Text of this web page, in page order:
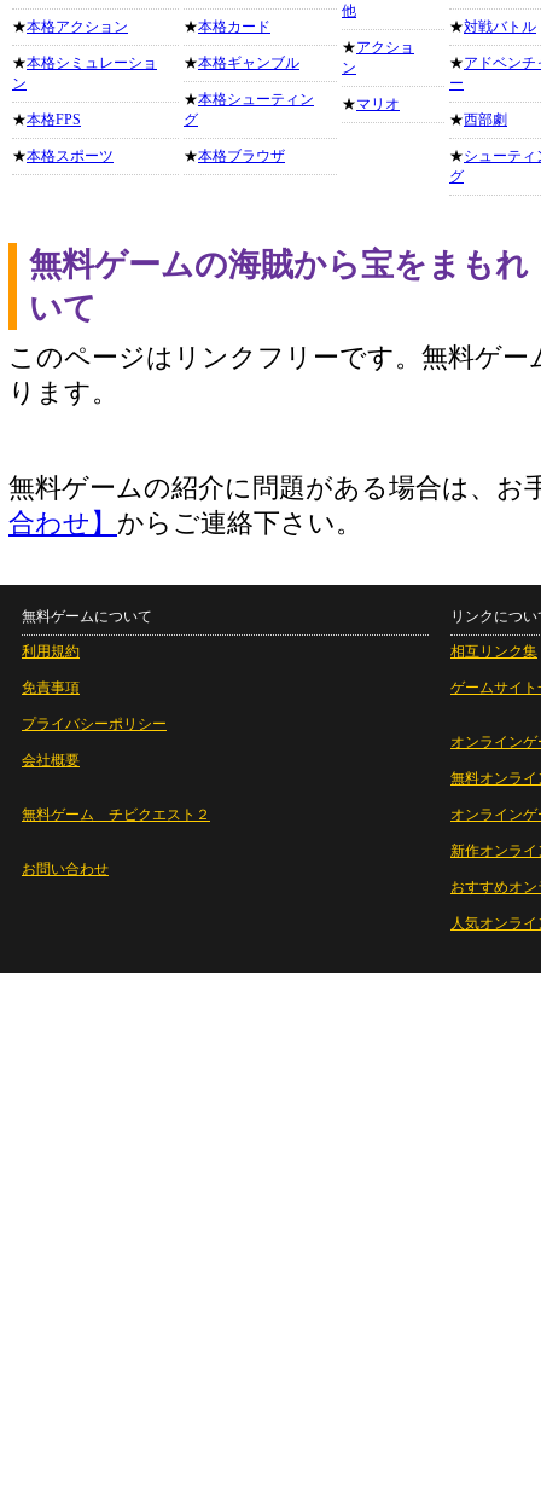
★本格アクション
★本格シミュレーショ
ン
★本格FPS
★本格スポーツ
★本格カード
★本格ギャンブル
★本格シューティン
グ
★本格ブラウザ
他
★アクショ
ン
★マリオ
★対戦バトル
★アドベンチ
ー
★西部劇
★シューティ
グ
無料ゲームの海賊から宝をまも
いて
このページはリンクフリーです。無料ゲー
ります。
無料ゲームの紹介に問題がある場合は、お
合わせ】 からご連絡下さい。
無料ゲームについて
利用規約
免責事項
プライバシーポリシー
会社概要
無料ゲーム チビクエスト２
お問い合わせ
リンクについ
相互リンク集
ゲームサイト
オンラインゲ
無料オンライ
オンライン
新作オンライ
おすすめオ
人気オンラ